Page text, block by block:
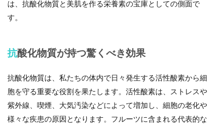
は、抗酸化物質と美肌を作る栄養素の宝庫としての側面で
す。
抗酸化物質が持つ驚くべき効果
抗酸化物質は、私たちの体内で日々発生する活性酸素から細
胞を守る重要な役割を果たします。活性酸素は、ストレスや
紫外線、喫煙、大気汚染などによって増加し、細胞の老化や
様々な疾患の原因となります。フルーツに含まれる代表的な